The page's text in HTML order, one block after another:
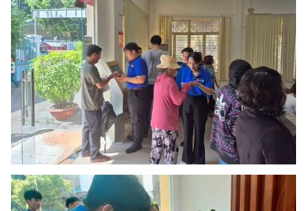
Thị trường 24h
VTV4 Vươn mình bằng AI
VTV9 VTV8
Liên hệ tòa soạn English
THỜI BÁO VTV